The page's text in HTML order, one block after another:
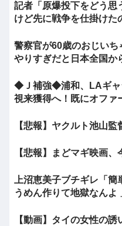
記者「原爆投下をどう思
けど先に戦争を仕掛けた
警察官が60歳のおじい
やりすぎだと日本全国か
◆Ｊ補強◆浦和、LAギャ
視来獲得へ！既にオファ
【悲報】ヤクルト池山
【悲報】まどマギ映画
上沼恵美子ブチギレ「
うめん作りて地獄なんよ
【動画】タイの女性の